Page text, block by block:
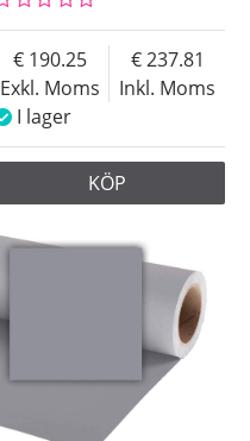
Exkl. Moms
190.25
Inkl. Moms
237.81
I lager
KÖP